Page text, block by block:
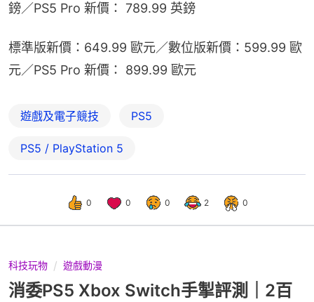
鎊／PS5 Pro 新價： 789.99 英鎊
標準版新價：649.99 歐元／數位版新價：599.99 歐
元／PS5 Pro 新價： 899.99 歐元
遊戲及電子競技 PS5
PS5 / PlayStation 5
0 0 0 2 0
科技玩物 遊戲動漫
消委PS5 Xbox Switch手掣評測｜2百